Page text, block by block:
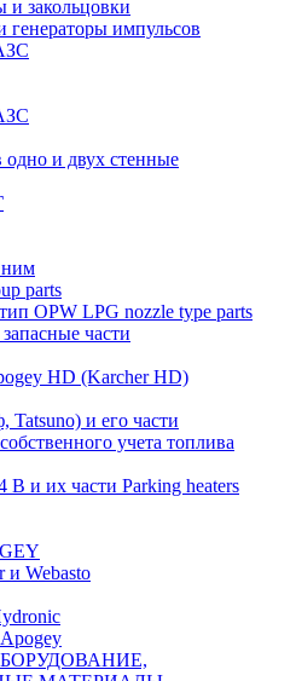
закольцовки
импульсов
и двух стенные
ним
parts
OPW LPG nozzle type parts
части
HD (Karcher HD)
и его части
учета топлива
и их части Parking heaters
и Webasto